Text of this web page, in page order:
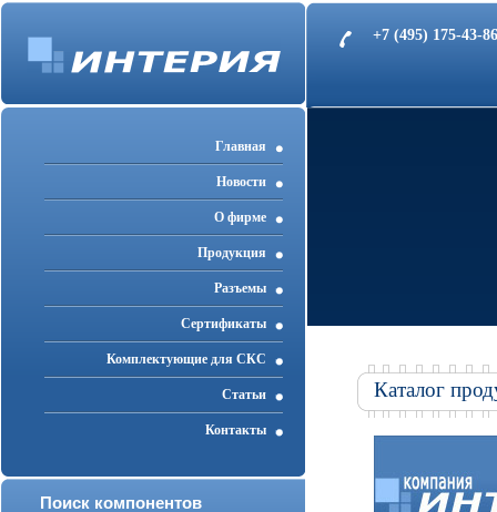
+7 (495) 175-43-
Главная
Новости
О фирме
Продукция
Разъемы
Cертификаты
Комплектующие для СКС
Статьи
Контакты
Поиск компонентов
Каталог